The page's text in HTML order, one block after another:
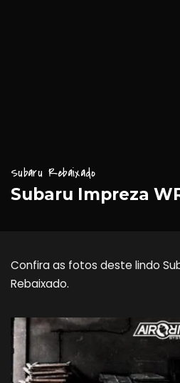
Subaru Rebaixado
Subaru Impreza
Confira as fotos deste lindo
Rebaixado.